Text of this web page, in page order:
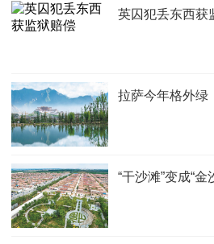
英囚犯丢东西获
拉萨今年格外绿
“干沙滩”变成“金